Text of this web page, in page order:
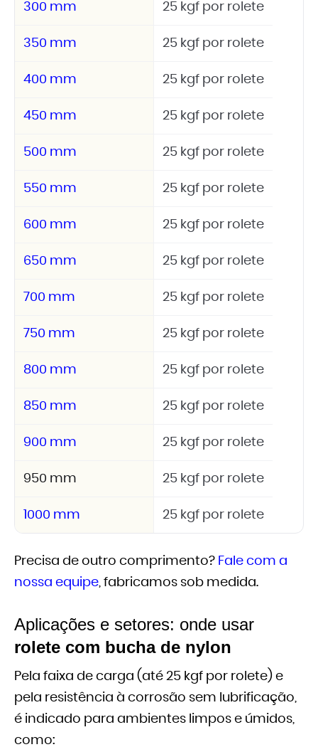
300 mm 25 kgf por rolete
350 mm 25 kgf por rolete
400 mm 25 kgf por rolete
450 mm 25 kgf por rolete
500 mm 25 kgf por rolete
550 mm 25 kgf por rolete
600 mm 25 kgf por rolete
650 mm 25 kgf por rolete
700 mm 25 kgf por rolete
750 mm 25 kgf por rolete
800 mm 25 kgf por rolete
850 mm 25 kgf por rolete
900 mm 25 kgf por rolete
950 mm 25 kgf por rolete
1000 mm 25 kgf por rolete
Precisa de outro comprimento? Fale com a
nossa equipe, fabricamos sob medida.
Aplicações e setores: onde usar
rolete com bucha de nylon
Pela faixa de carga (até 25 kgf por rolete) e
pela resistência à corrosão sem lubrificação,
é indicado para ambientes limpos e úmidos,
como: